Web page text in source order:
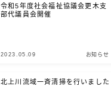
令和5年度社会福祉協議会更木支
部代議員会開催
2023.05.09 お知らせ
北上川流域一斉清掃を行いました